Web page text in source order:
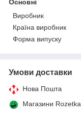
Основні
Виробник
Країна виробник
Форма випуску
Умови доставки
Нова Пошта
Магазини Rozetka